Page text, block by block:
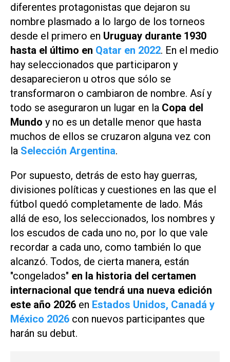
diferentes protagonistas que dejaron su
nombre plasmado a lo largo de los torneos
desde el primero en Uruguay durante 1930
hasta el último en Qatar en 2022. En el medio
hay seleccionados que participaron y
desaparecieron u otros que sólo se
transformaron o cambiaron de nombre. Así y
todo se aseguraron un lugar en la Copa del
Mundo y no es un detalle menor que hasta
muchos de ellos se cruzaron alguna vez con
la Selección Argentina.
Por supuesto, detrás de esto hay guerras,
divisiones políticas y cuestiones en las que el
fútbol quedó completamente de lado. Más
allá de eso, los seleccionados, los nombres y
los escudos de cada uno no, por lo que vale
recordar a cada uno, como también lo que
alcanzó. Todos, de cierta manera, están
"congelados" en la historia del certamen
internacional que tendrá una nueva edición
este año 2026 en Estados Unidos, Canadá y
México 2026 con nuevos participantes que
harán su debut.